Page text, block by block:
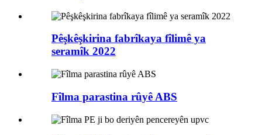
Pêşkêşkirina fabrîkaya fîlimê ya
seramîk 2022
Fîlma parastina rûyê ABS